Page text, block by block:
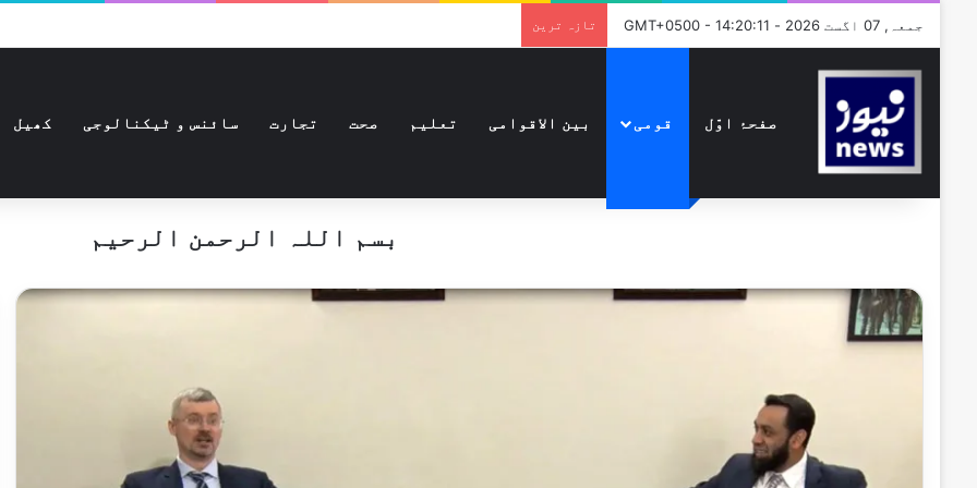
جمعہ, 07 اگست 2026 - GMT+0500 - 14:20:11 تازہ ترین
صفحۂ اوّل قومی بین الاقوامی تعلیم صحت تجارت سائنس و ٹیکنالوجی کھیل
بسم اللہ الرحمن الرحیم